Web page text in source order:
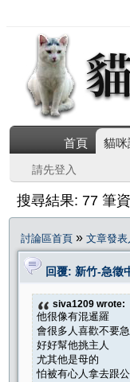
首頁 貓咪
請先登入
搜尋結果: 77 筆
討論區首頁 » 文章發
回覆: 新竹-急徵
siva1209 wrote:
他很像有混暹羅
會很多人喜歡不要急
好好幫他挑主人
尤其他是母的
怕被有心人拿去跟